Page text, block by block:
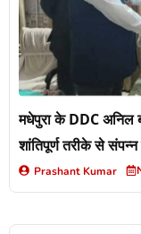
मधेपुरा के DDC अनिल
शांतिपूर्ण तरीके से संपन्न
Prashant Kumar